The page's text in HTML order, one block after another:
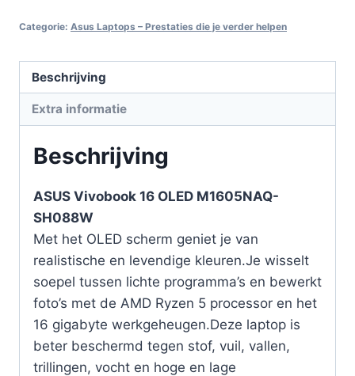
Categorie: Asus Laptops – Prestaties die je verder helpen
Beschrijving
Extra informatie
Beschrijving
ASUS Vivobook 16 OLED M1605NAQ-
SH088W
Met het OLED scherm geniet je van
realistische en levendige kleuren.Je wisselt
soepel tussen lichte programma’s en bewerkt
foto’s met de AMD Ryzen 5 processor en het
16 gigabyte werkgeheugen.Deze laptop is
beter beschermd tegen stof, vuil, vallen,
trillingen, vocht en hoge en lage